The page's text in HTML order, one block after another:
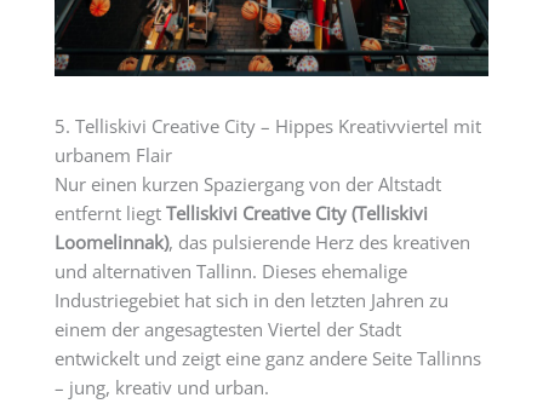
5. Telliskivi Creative City – Hippes Kreativviertel mit
urbanem Flair
Nur einen kurzen Spaziergang von der Altstadt
entfernt liegt Telliskivi Creative City (Telliskivi
Loomelinnak), das pulsierende Herz des kreativen
und alternativen Tallinn. Dieses ehemalige
Industriegebiet hat sich in den letzten Jahren zu
einem der angesagtesten Viertel der Stadt
entwickelt und zeigt eine ganz andere Seite Tallinns
– jung, kreativ und urban.